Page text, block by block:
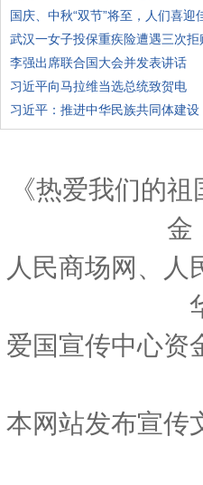
国庆、中秋“双节”将至，人们喜迎
武汉一女子投保重疾险遭遇三次拒
李强出席联合国大会并发表讲话
习近平向马拉维当选总统致贺电
习近平：推进中华民族共同体建设
《热爱我们的
金
人民商场网、
爱国宣传中心资
本网站发布宣传